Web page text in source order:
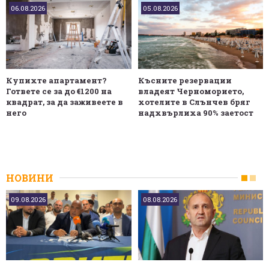
06.08.2026
Купихте апартамент?
Гответе се за до €1200 на
квадрат, за да заживеете в
него
05.08.2026
Късните резервации
владеят Черноморието,
хотелите в Слънчев бряг
надхвърлиха 90% заетост
НОВИНИ
09.08.2026 08.08.2026